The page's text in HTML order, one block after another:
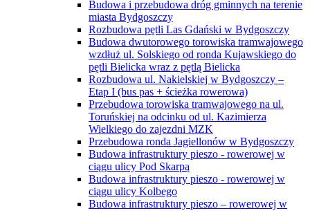
Budowa i przebudowa dróg gminnych na terenie
miasta Bydgoszczy
Rozbudowa pętli Las Gdański w Bydgoszczy
Budowa dwutorowego torowiska tramwajowego
wzdłuż ul. Solskiego od ronda Kujawskiego do
pętli Bielicka wraz z pętlą Bielicka
Rozbudowa ul. Nakielskiej w Bydgoszczy –
Etap I (bus pas + ścieżka rowerowa)
Przebudowa torowiska tramwajowego na ul.
Toruńskiej na odcinku od ul. Kazimierza
Wielkiego do zajezdni MZK
Przebudowa ronda Jagiellonów w Bydgoszczy
Budowa infrastruktury pieszo - rowerowej w
ciągu ulicy Pod Skarpą
Budowa infrastruktury pieszo - rowerowej w
ciągu ulicy Kolbego
Budowa infrastruktury pieszo – rowerowej w